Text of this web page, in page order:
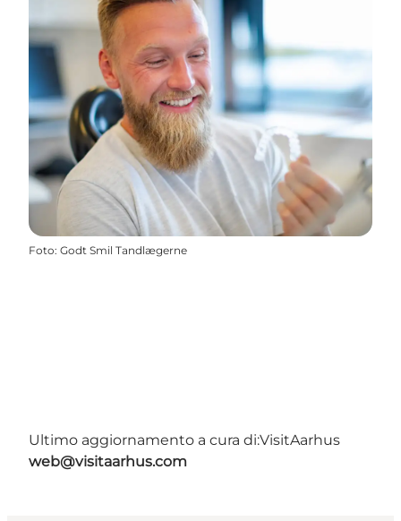
Foto: Godt Smil Tandlægerne
Ultimo aggiornamento a cura di:VisitAarhus
web@visitaarhus.com